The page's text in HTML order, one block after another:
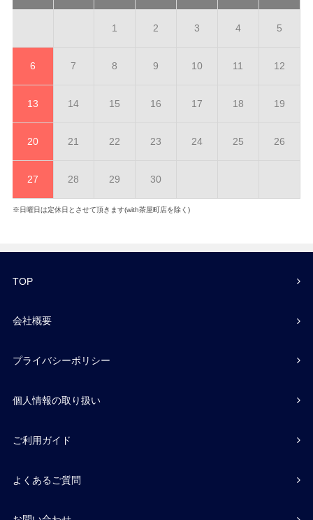
1 2 3 4 5
6 7 8 9 10 11 12
13 14 15 16 17 18 19
20 21 22 23 24 25 26
27 28 29 30
※日曜日は定休日とさせて頂きます(with茶屋町店を除く)
TOP
会社概要
プライバシーポリシー
個人情報の取り扱い
ご利用ガイド
よくあるご質問